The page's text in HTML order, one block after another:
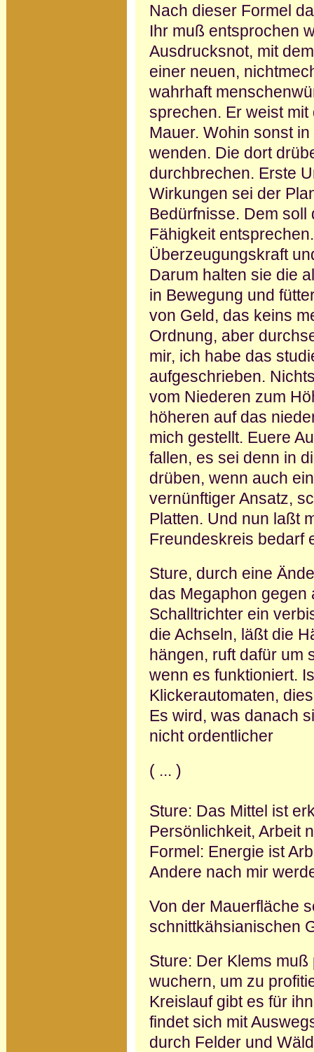
Nach dieser Formel
Ihr muß entsprochen
Ausdrucksnot, mit
einer neuen,
wahrhaft
sprechen. Er weist
Mauer. Wohin sonst
wenden. Die dort
durchbrechen. Erste
Wirkungen sei der
Bedürfnisse. Dem
Fähigkeit
Überzeugungskraft
Darum halten sie die
in Bewegung und
von Geld, das keins
Ordnung, aber
mir, ich habe das
aufgeschrieben.
vom Niederen zum
höheren auf das
mich gestellt. Euere
fallen, es sei denn in
drüben, wenn auch
vernünftiger Ansatz,
Platten. Und nun laßt
Freundeskreis bedarf
Sture, durch eine
das Megaphon gegen
Schalltrichter ein
die Achseln, läßt die
hängen, ruft dafür um
wenn es funktioniert.
Klickerautomaten,
Es wird, was danach
nicht ordentlicher
( ... )
Sture: Das Mittel ist
Persönlichkeit, Arbeit
Formel: Energie ist
Andere nach mir
Von der Mauerfläche
schnittkähsianischen
Sture: Der Klems
wuchern, um zu
Kreislauf gibt es für
findet sich mit
durch Felder und